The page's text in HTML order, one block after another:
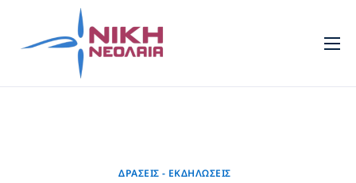
ΔΡΆΣΕΙΣ - ΕΚΔΗΛΏΣΕΙΣ